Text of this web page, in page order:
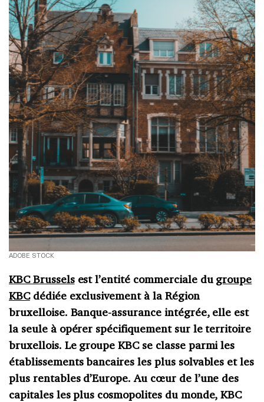
ADOBE STOCK
KBC Brusselsest l’entité commerciale du groupe
KBCdédiée exclusivement à la Région
bruxelloise. Banque-assurance intégrée, elle est
la seule à opérer spécifiquement sur le territoire
bruxellois. Le groupe KBC se classe parmi les
établissements bancaires les plus solvables et les
plus rentables d’Europe. Au cœur de l’une des
capitales les plus cosmopolites du monde, KBC